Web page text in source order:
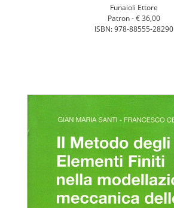
Funaioli Ettore
Patron -€ 36,00
ISBN: 978-88555-28290